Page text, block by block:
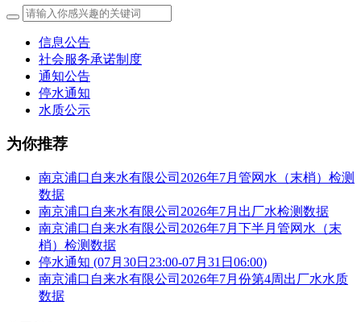
信息公告
社会服务承诺制度
通知公告
停水通知
水质公示
为你推荐
南京浦口自来水有限公司2026年7月管网水（末梢）检测
数据
南京浦口自来水有限公司2026年7月出厂水检测数据
南京浦口自来水有限公司2026年7月下半月管网水（末
梢）检测数据
停水通知 (07月30日23:00-07月31日06:00)
南京浦口自来水有限公司2026年7月份第4周出厂水水质
数据